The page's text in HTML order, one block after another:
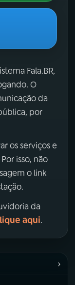
Fala.BR,
O
da
por
os serviços e
isso, não
o link
da
aqui.
›